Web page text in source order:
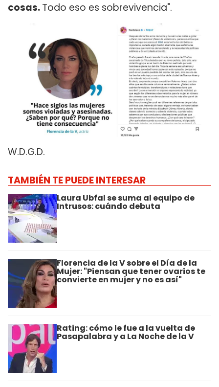
cosas.Todo eso es sobrevivencia".
W.D.G.D.
TAMBIÉN TE PUEDE INTERESAR
Laura Ubfal se suma al equipo de
Intrusos: cuándo debuta
Florencia de la V sobre el Día de la
Mujer: "Piensan que tener ovarios te
convierte en mujer y no es así"
Rating: cómo le fue a la vuelta de
Pasapalabra y a La Noche de la V